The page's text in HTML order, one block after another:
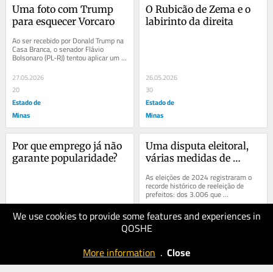
We use cookies to provide some features and experiences in
QOSHE
More information . Close
Uma foto com Trump
para esquecer Vorcaro
Ao ser recebido por Donald Trump na
Casa Branca, o senador Flávio
Bolsonaro (PL-RJ) tentou aplicar um
cavalo de pau na pauta nacional, às
voltas com...
27.05.2026
20
Estado de
Minas
O Rubicão de Zema e o
labirinto da direita
26.05.2026
30
Estado de
Minas
Por que emprego já não
garante popularidade?
23.05.2026
Uma disputa eleitoral,
várias medidas de
As eleições de 2024 registraram o
recorde histórico de reeleição de
prefeitos: dos 3.006 que
concorreram a novo mandato, 2.461
obtiveram êxito,...
22.05.2026
30
Minas